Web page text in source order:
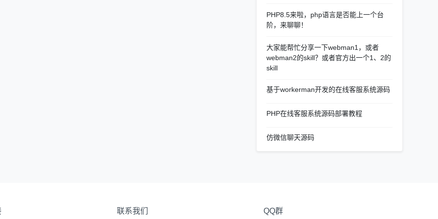
PHP8.5来啦，php语言是否能上一个台
阶，来聊聊！
大家能帮忙分享一下webman1，或者
webman2的skill？或者官方出一个1、2的
skill
基于workerman开发的在线客服系统源码
PHP在线客服系统源码部署教程
仿微信聊天源码
联系我们 QQ群